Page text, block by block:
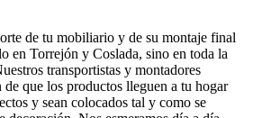
de tu mobiliario y de su montaje final
en Torrejón y Coslada, sino en toda la
transportistas y montadores
de que los productos lleguen a tu hogar
y sean colocados tal y como se